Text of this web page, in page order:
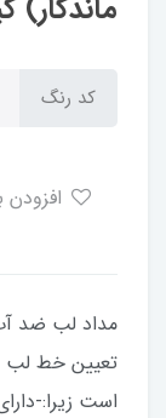
ماندگار)
کد رنگ
تعیین خط لب
است زیرا:-